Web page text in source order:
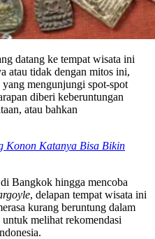
datang ke tempat wisata ini
atau tidak dengan mitos ini,
mengunjungi spot-spot
diberi keberuntungan
atau bahkan
Konon Katanya Bisa Bikin
Bangkok hingga mencoba
, delapan tempat wisata ini
kurang beruntung dalam
melihat rekomendasi